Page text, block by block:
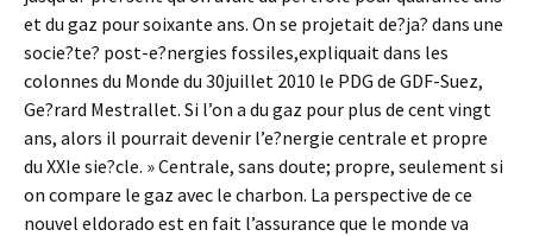
et du gaz pour soixante ans. On se projetait de?ja? dans une
socie?te? post-e?nergies fossiles,expliquait dans les
colonnes du Monde du 30juillet 2010 le PDG de GDF-Suez,
Ge?rard Mestrallet. Si l’on a du gaz pour plus de cent vingt
ans, alors il pourrait devenir l’e?nergie centrale et propre
du XXIe sie?cle. » Centrale, sans doute; propre, seulement si
on compare le gaz avec le charbon. La perspective de ce
nouvel eldorado est en fait l’assurance que le monde va